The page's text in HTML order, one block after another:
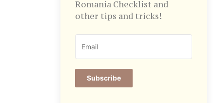
Romania Checklist and
other tips and tricks!
Subscribe